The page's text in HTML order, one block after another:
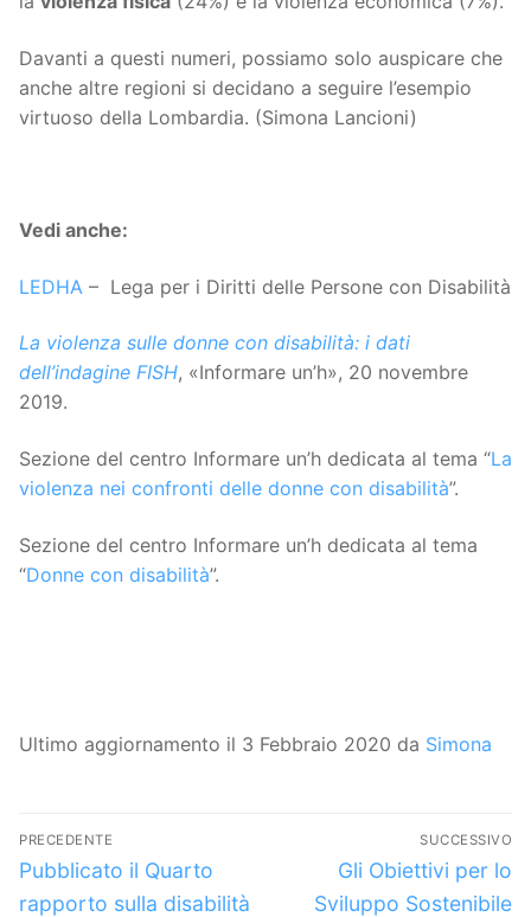
Davanti a questi numeri, possiamo solo auspicare che
anche altre regioni si decidano a seguire l’esempio
virtuoso della Lombardia. (Simona Lancioni)
Vedi anche:
LEDHA – Lega per i Diritti delle Persone con Disabilità
La violenza sulle donne con disabilità: i dati
dell’indagine FISH, «Informare un’h», 20 novembre
2019.
Sezione del centro Informare un’h dedicata al tema “La
violenza nei confronti delle donne con disabilità”.
Sezione del centro Informare un’h dedicata al tema
“Donne con disabilità”.
Ultimo aggiornamento il 3 Febbraio 2020 da Simona
Navigazione
articoli
PRECEDENTE
Articolo
precedente:
Pubblicato il Quarto
rapporto sulla disabilità
SUCCESSIVO
Articolo
successivo:
Gli Obiettivi per lo
Sviluppo Sostenibile